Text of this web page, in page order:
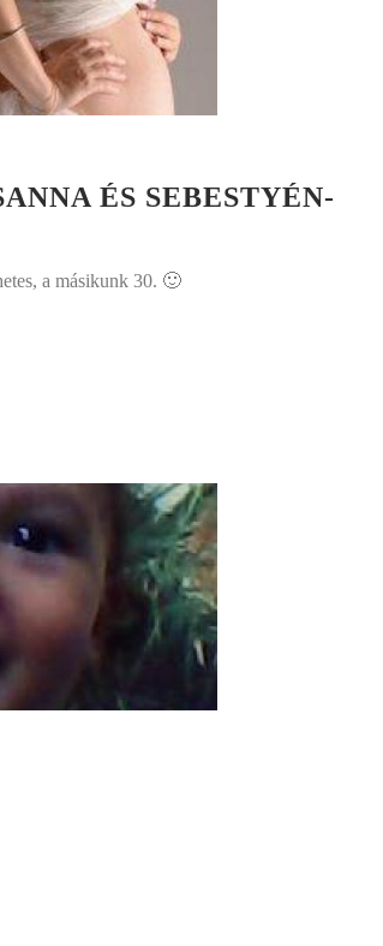
ÉS SEBESTYÉN-
a másikunk 30. 🙂